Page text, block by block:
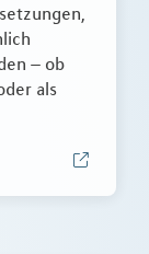
– ob
als